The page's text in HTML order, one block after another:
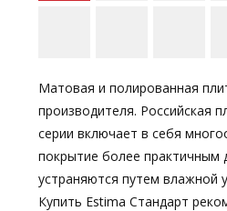
Матовая и полированная
производителя. Российская
серии включает в себя
покрытие более практичным
устраняются путем влажной
Купить Estima Стандарт